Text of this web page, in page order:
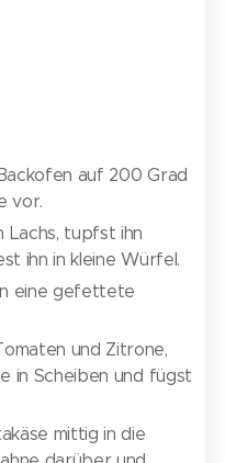
auf 200 Grad
vor.
Lachs, tupfst ihn
ihn in kleine Würfel.
eine gefettete
und Zitrone,
in Scheiben und fügst
mittig in die